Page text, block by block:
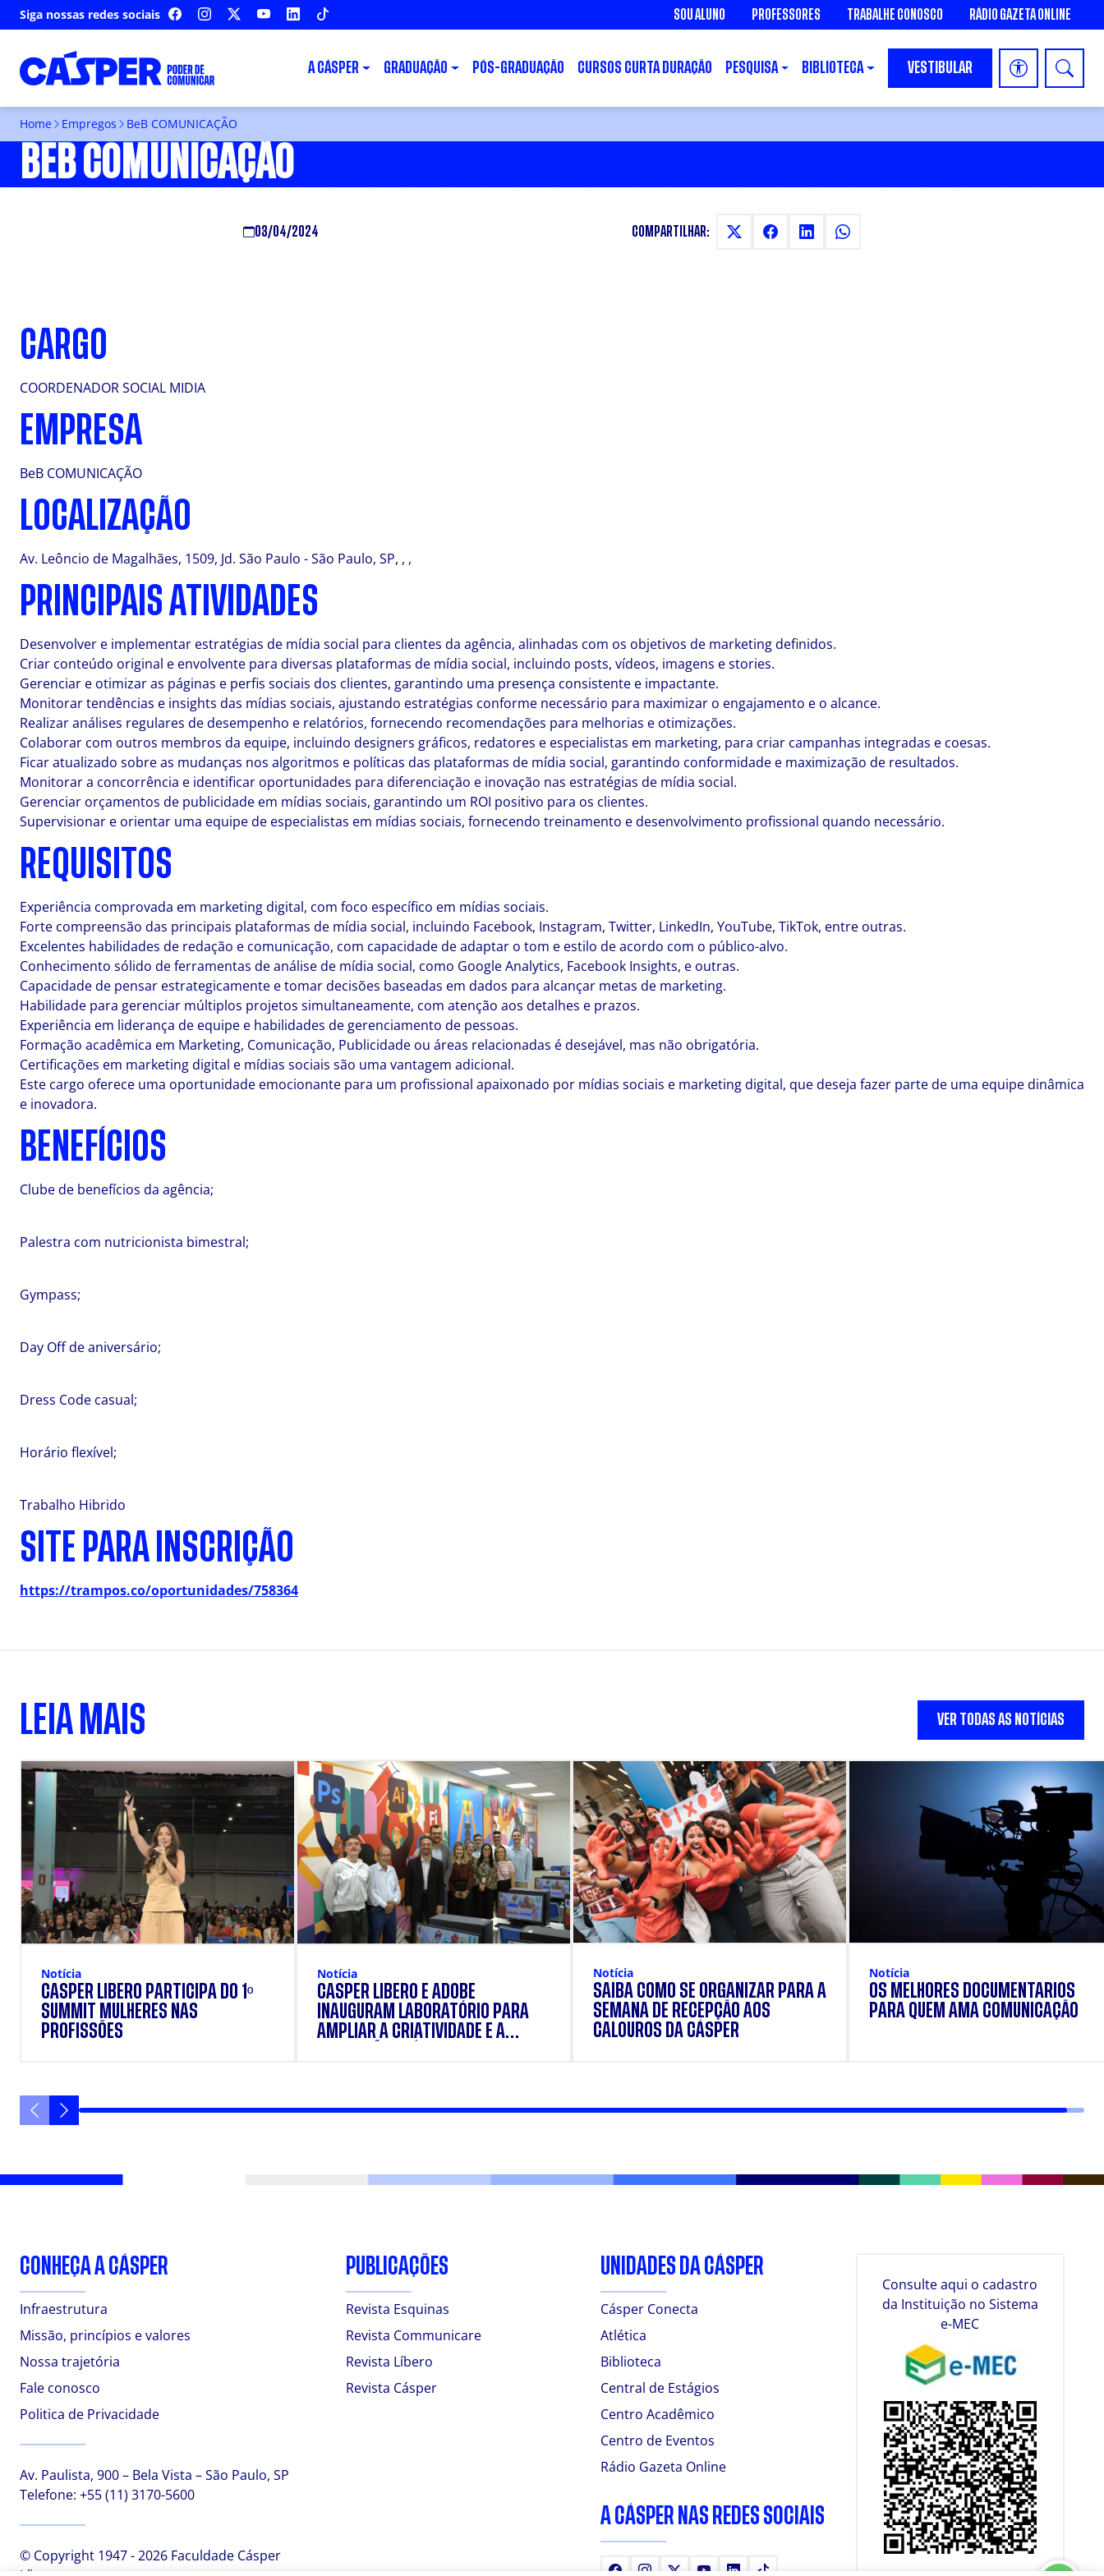
Siga nossas redes sociais FACEBOOKINSTAGRAM YOUTUBELINKEDIN SOU ALUNO PROFESSORES TRABALHE CONOSCO RÁDIO GAZETA ONLINE
A CÁSPER GRADUAÇÃO PÓS-GRADUAÇÃO CURSOS CURTA DURAÇÃO PESQUISA BIBLIOTECA VESTIBULAR
Home Empregos BeB COMUNICAÇÃO
BEB COMUNICAÇÃO
03/04/2024 COMPARTILHAR:
CARGO
COORDENADOR SOCIAL MIDIA
EMPRESA
BeB COMUNICAÇÃO
LOCALIZAÇÃO
Av. Leôncio de Magalhães, 1509, Jd. São Paulo - São Paulo, SP, , ,
PRINCIPAIS ATIVIDADES
Desenvolver e implementar estratégias de mídia social para clientes da agência, alinhadas com os objetivos de marketing definidos.
Criar conteúdo original e envolvente para diversas plataformas de mídia social, incluindo posts, vídeos, imagens e stories.
Gerenciar e otimizar as páginas e perfis sociais dos clientes, garantindo uma presença consistente e impactante.
Monitorar tendências e insights das mídias sociais, ajustando estratégias conforme necessário para maximizar o engajamento e o alcance.
Realizar análises regulares de desempenho e relatórios, fornecendo recomendações para melhorias e otimizações.
Colaborar com outros membros da equipe, incluindo designers gráficos, redatores e especialistas em marketing, para criar campanhas integradas e coesas.
Ficar atualizado sobre as mudanças nos algoritmos e políticas das plataformas de mídia social, garantindo conformidade e maximização de resultados.
Monitorar a concorrência e identificar oportunidades para diferenciação e inovação nas estratégias de mídia social.
Gerenciar orçamentos de publicidade em mídias sociais, garantindo um ROI positivo para os clientes.
Supervisionar e orientar uma equipe de especialistas em mídias sociais, fornecendo treinamento e desenvolvimento profissional quando necessário.
REQUISITOS
Experiência comprovada em marketing digital, com foco específico em mídias sociais.
Forte compreensão das principais plataformas de mídia social, incluindo Facebook, Instagram, Twitter, LinkedIn, YouTube, TikTok, entre outras.
Excelentes habilidades de redação e comunicação, com capacidade de adaptar o tom e estilo de acordo com o público-alvo.
Conhecimento sólido de ferramentas de análise de mídia social, como Google Analytics, Facebook Insights, e outras.
Capacidade de pensar estrategicamente e tomar decisões baseadas em dados para alcançar metas de marketing.
Habilidade para gerenciar múltiplos projetos simultaneamente, com atenção aos detalhes e prazos.
Experiência em liderança de equipe e habilidades de gerenciamento de pessoas.
Formação acadêmica em Marketing, Comunicação, Publicidade ou áreas relacionadas é desejável, mas não obrigatória.
Certificações em marketing digital e mídias sociais são uma vantagem adicional.
Este cargo oferece uma oportunidade emocionante para um profissional apaixonado por mídias sociais e marketing digital, que deseja fazer parte de uma equipe dinâmica
e inovadora.
BENEFÍCIOS
Clube de benefícios da agência;
Palestra com nutricionista bimestral;
Gympass;
Day Off de aniversário;
Dress Code casual;
Horário flexível;
Trabalho Hibrido
SITE PARA INSCRIÇÃO
https://trampos.co/oportunidades/758364
LEIA MAIS VER TODAS AS NOTÍCIAS
Notícia
CÁSPER LÍBERO PARTICIPA DO 1º
SUMMIT MULHERES NAS
PROFISSÕES
Notícia
CÁSPER LÍBERO E ADOBE
INAUGURAM LABORATÓRIO PARA
AMPLIAR A CRIATIVIDADE E A
Notícia
SAIBA COMO SE ORGANIZAR PARA A
SEMANA DE RECEPÇÃO AOS
CALOUROS DA CÁSPER
Notícia
OS MELHORES DOCUMENTÁRIOS
PARA QUEM AMA COMUNICAÇÃO
CONHEÇA A CÁSPER
Infraestrutura
Missão, princípios e valores
Nossa trajetória
Fale conosco
Politica de Privacidade
Av. Paulista, 900 – Bela Vista – São Paulo, SP
Telefone: +55 (11) 3170-5600
© Copyright 1947 - 2026 Faculdade Cásper
PUBLICAÇÕES
Revista Esquinas
Revista Communicare
Revista Líbero
Revista Cásper
UNIDADES DA CÁSPER
Cásper Conecta
Atlética
Biblioteca
Central de Estágios
Centro Acadêmico
Centro de Eventos
Rádio Gazeta Online
A CÁSPER NAS REDES SOCIAIS
FacebookInstagram
X YoutubeLinkedInTikTok
Consulte aqui o cadastro
da Instituição no Sistema
e-MEC